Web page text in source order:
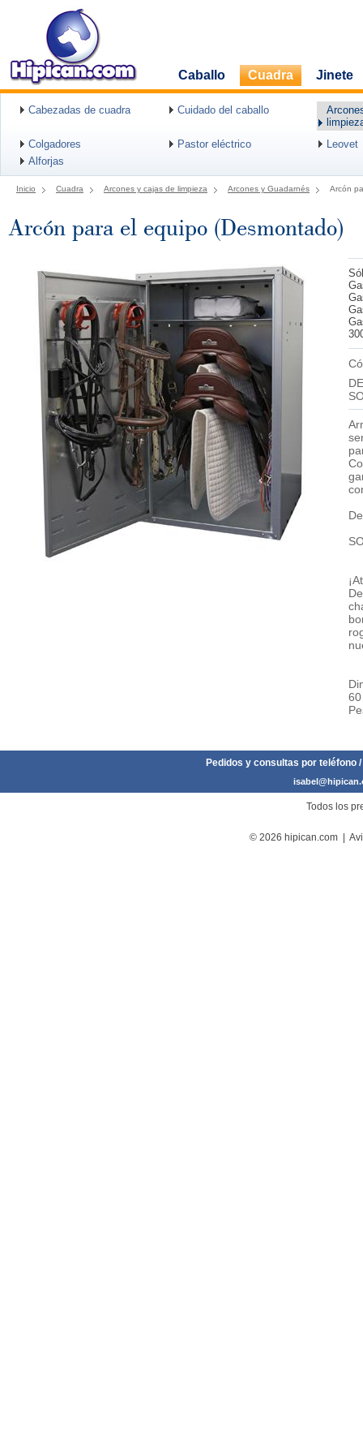
Caballo Cuadra Jinete
Cabezadas de cuadra Cuidado del caballo
Colgadores
Pastor eléctrico
Leovet
Alforjas
Inicio Cuadra Arcones y cajas de limpieza Arcones y Guadarnés Arcón
Arcón para el equipo (Desmontado)
Pedidos y consultas por teléfono
Todos los
© 2026 hipican.com |